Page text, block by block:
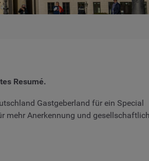
Resumé.
Gastgeberland für ein Special
mehr Anerkennung und